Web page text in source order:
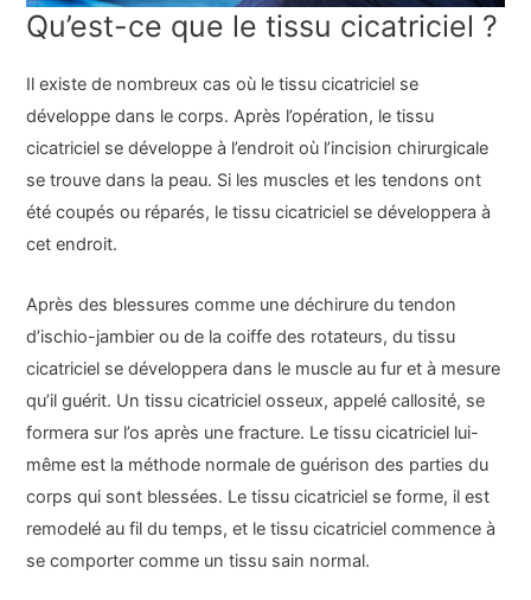
Qu’est-ce que le tissu cicatriciel ?
Il existe de nombreux cas où le tissu cicatriciel se
développe dans le corps. Après l’opération, le tissu
cicatriciel se développe à l’endroit où l’incision chirurgicale
se trouve dans la peau. Si les muscles et les tendons ont
été coupés ou réparés, le tissu cicatriciel se développera à
cet endroit.
Après des blessures comme une déchirure du tendon
d’ischio-jambier ou de la coiffe des rotateurs, du tissu
cicatriciel se développera dans le muscle au fur et à mesure
qu’il guérit. Un tissu cicatriciel osseux, appelé callosité, se
formera sur l’os après une fracture. Le tissu cicatriciel lui-
même est la méthode normale de guérison des parties du
corps qui sont blessées. Le tissu cicatriciel se forme, il est
remodelé au fil du temps, et le tissu cicatriciel commence à
se comporter comme un tissu sain normal.